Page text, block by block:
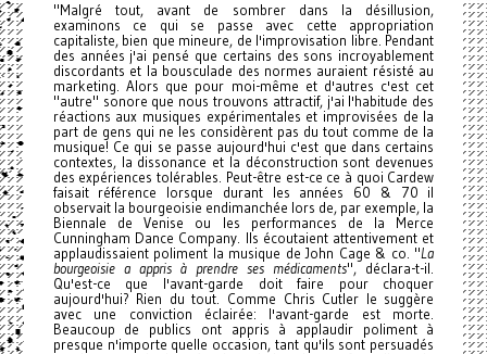
"Malgré tout, avant de sombrer dans la désillusion,
examinons ce qui se passe avec cette appropriation
capitaliste, bien que mineure, de l'improvisation libre. Pendant
des années j'ai pensé que certains des sons incroyablement
discordants et la bousculade des normes auraient résisté au
marketing. Alors que pour moi-même et d'autres c'est cet
"autre" sonore que nous trouvons attractif, j'ai l'habitude des
réactions aux musiques expérimentales et improvisées de la
part de gens qui ne les considèrent pas du tout comme de la
musique! Ce qui se passe aujourd'hui c'est que dans certains
contextes, la dissonance et la déconstruction sont devenues
des expériences tolérables. Peut-être est-ce ce à quoi Cardew
faisait référence lorsque durant les années 60 & 70 il
observait la bourgeoisie endimanchée lors de, par exemple, la
Biennale de Venise ou les performances de la Merce
Cunningham Dance Company. Ils écoutaient attentivement et
applaudissaient poliment la musique de John Cage & co. "La
bourgeoisie a appris à prendre ses médicaments", déclara-t-il.
Qu'est-ce que l'avant-garde doit faire pour choquer
aujourd'hui? Rien du tout. Comme Chris Cutler le suggère
avec une conviction éclairée: l'avant-garde est morte.
Beaucoup de publics ont appris à applaudir poliment à
presque n'importe quelle occasion, tant qu'ils sont persuadés